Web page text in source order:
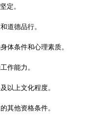
定。
道德品行。
体条件和心理素质。
作能力。
以上文化程度。
其他资格条件。